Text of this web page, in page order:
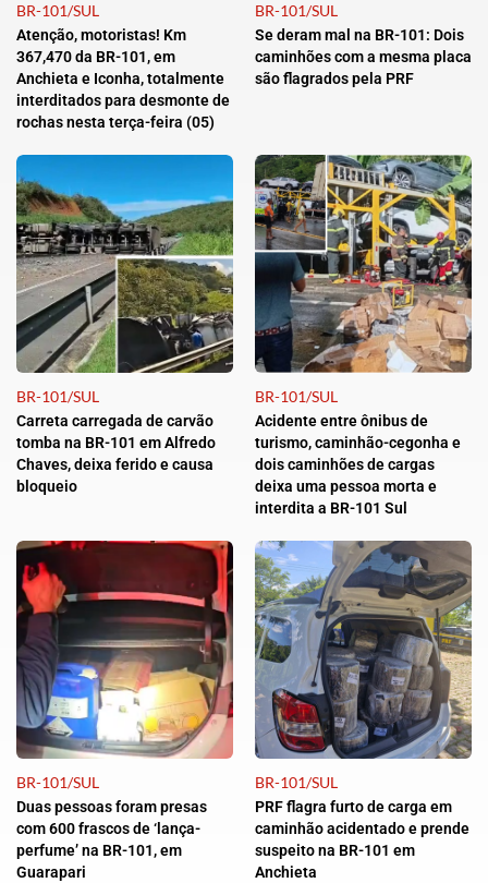
BR-101/SUL
Atenção, motoristas! Km
367,470 da BR-101, em
Anchieta e Iconha, totalmente
interditados para desmonte de
rochas nesta terça-feira (05)
BR-101/SUL
Se deram mal na BR-101: Dois
caminhões com a mesma placa
são flagrados pela PRF
BR-101/SUL
Carreta carregada de carvão
tomba na BR-101 em Alfredo
Chaves, deixa ferido e causa
bloqueio
BR-101/SUL
Acidente entre ônibus de
turismo, caminhão-cegonha e
dois caminhões de cargas
deixa uma pessoa morta e
interdita a BR-101 Sul
BR-101/SUL
Duas pessoas foram presas
com 600 frascos de ‘lança-
perfume’ na BR-101, em
Guarapari
BR-101/SUL
PRF flagra furto de carga em
caminhão acidentado e prende
suspeito na BR-101 em
Anchieta